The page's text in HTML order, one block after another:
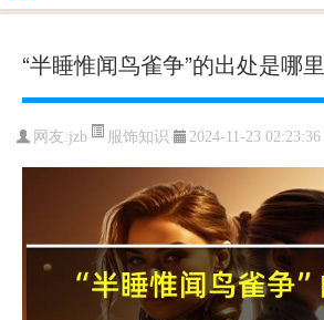
“半睡惟闻鸟雀争”的出处是哪里
网友:jzb 服饰知识 2024-11-23 02:23:36